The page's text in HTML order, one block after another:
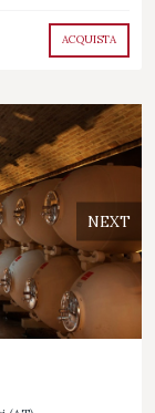
ACQUISTA
NEXT